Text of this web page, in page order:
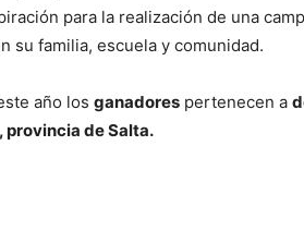
para la realización de una
su familia, escuela y comunidad.
año los ganadores pertenecen a
provincia de Salta.